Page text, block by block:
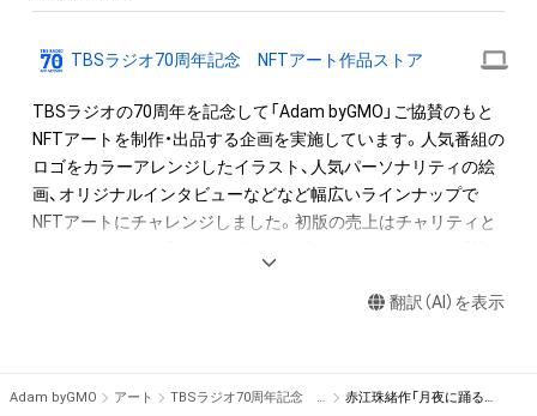
TBSラジオ70周年記念 NFTアート作品ストア
TBSラジオの70周年を記念して「Adam byGMO」ご協賛のもと
NFTアートを制作・出品する企画を実施しています。人気番組の
ロゴをカラーアレンジしたイラスト、人気パーソナリティの絵
画、オリジナルインタビューなどなど幅広いラインナップで
NFTアートにチャレンジしました。初版の売上はチャリティと
foundation.or.jp/what/projects/2020corona） 翻訳（AI）を表示
Adam byGMO アート TBSラジオ70周年記念 NFTアート作品ストア 赤江珠緒作「月夜に踊るアフリカの木」デジタル版